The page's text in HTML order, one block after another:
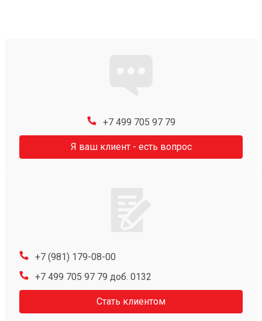
+7 499 705 97 79
Я ваш клиент - есть вопрос
+7 (981) 179-08-00
+7 499 705 97 79 доб. 0132
Стать клиентом